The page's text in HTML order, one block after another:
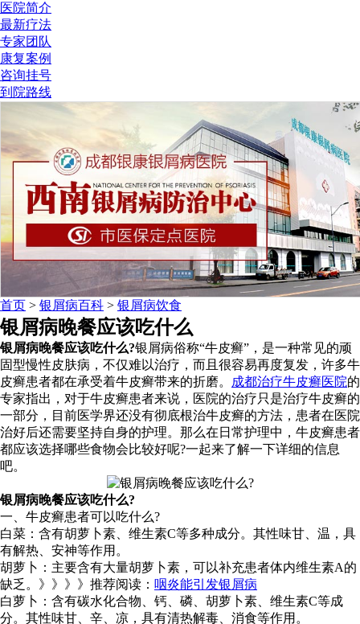
医院简介
最新疗法
专家团队
康复案例
咨询挂号
到院路线
首页 > 银屑病百科 > 银屑病饮食
银屑病晚餐应该吃什么
银屑病晚餐应该吃什么?银屑病俗称“牛皮癣”，是一种常见的顽
固型慢性皮肤病，不仅难以治疗，而且很容易再度复发，许多牛
皮癣患者都在承受着牛皮癣带来的折磨。
成都治疗牛皮癣医院的
专家指出，对于牛皮癣患者来说，医院的治疗只是治疗牛皮癣的
一部分，目前医学界还没有彻底根治牛皮癣的方法，患者在医院
治好后还需要坚持自身的护理。那么在日常护理中，牛皮癣患者
都应该选择哪些食物会比较好呢?一起来了解一下详细的信息
吧。
银屑病晚餐应该吃什么?
一、牛皮癣患者可以吃什么?
白菜：含有胡萝卜素、维生素C等多种成分。其性味甘、温，具
有解热、安神等作用。
胡萝卜：主要含有大量胡萝卜素，可以补充患者体内维生素A的
缺乏。》》》》推荐阅读： 咽炎能引发银屑病
白萝卜：含有碳水化合物、钙、磷、胡萝卜素、维生素C等成
分。其性味甘、辛、凉，具有清热解毒、消食等作用。